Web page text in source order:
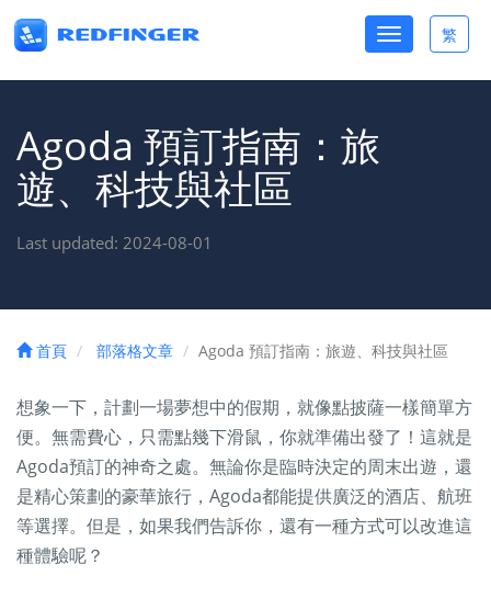
Toggle
繁
Toggle
navigation
Agoda 預訂指南：旅
遊、科技與社區
Last updated: 2024-08-01
首頁 部落格文章 Agoda 預訂指南：旅遊、科技與社區
想象一下，計劃一場夢想中的假期，就像點披薩一樣簡單方
便。無需費心，只需點幾下滑鼠，你就準備出發了！這就是
Agoda預訂的神奇之處。無論你是臨時決定的周末出遊，還
是精心策劃的豪華旅行，Agoda都能提供廣泛的酒店、航班
等選擇。但是，如果我們告訴你，還有一種方式可以改進這
種體驗呢？